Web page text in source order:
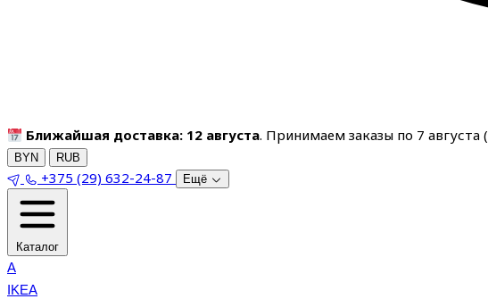
Ближайшая доставка: 12 августа. Принимаем заказы по 7 августа (
BYN RUB
+375 (29) 632-24-87 Ещё
Каталог
A
IKEA